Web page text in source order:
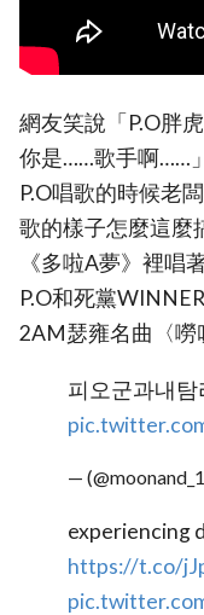
網友笑說「P.O胖
你是……歌手啊……
P.O唱歌的時候老
歌的樣子怎麼這麼
《多啦A夢》裡唱
P.O和死黨
2AM瑟雍名曲〈嘮
피오군과내탐
—
experiencing
https://t.co/